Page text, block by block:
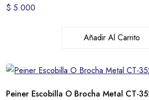
$ 5.000
Añadir Al Carrito
Peiner Escobilla O Brocha Metal CT-